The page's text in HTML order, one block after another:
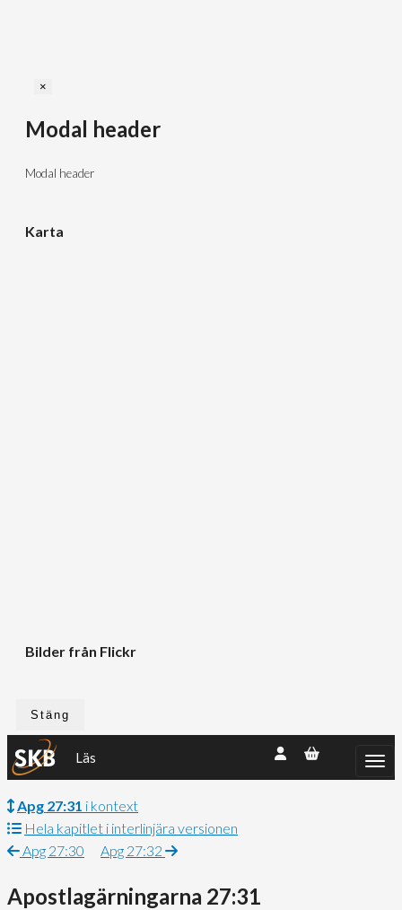
×
Modal header
Modal header
Karta
Bilder från Flickr
Stäng
Läs
Apg 27:31 i kontext
Hela kapitlet i interlinjära versionen
Apg 27:30
Apg 27:32
Apostlagärningarna 27:31